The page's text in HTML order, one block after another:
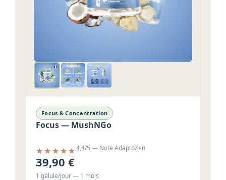
Focus & Concentration
Focus — MushNGo
4,4/5 — Note AdaptoZen
39,90 €
1 gélule/jour — 1 mois